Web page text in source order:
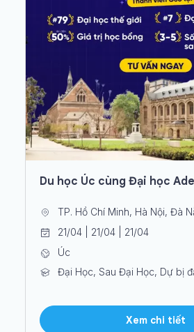
Du học Úc cùng Đại học
TP. Hồ Chí Minh, Hà Nội, Đà
21/04 | 21/04 | 21/04
Úc
Đại Học, Sau Đại Học, Dự bị
Xem chi tiết